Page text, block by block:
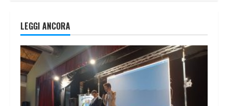
LEGGI ANCORA